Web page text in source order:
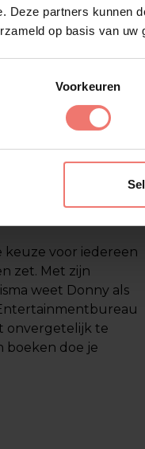
Deze partners kunnen
op basis van uw
Voorkeuren
verloopt, van
staat klaar om al je
van een
Donny Ponsen
zijn
avond
keuze voor iedereen
zet. Met zijn
weet Donny als
onvergetelijk te
boeken doe je